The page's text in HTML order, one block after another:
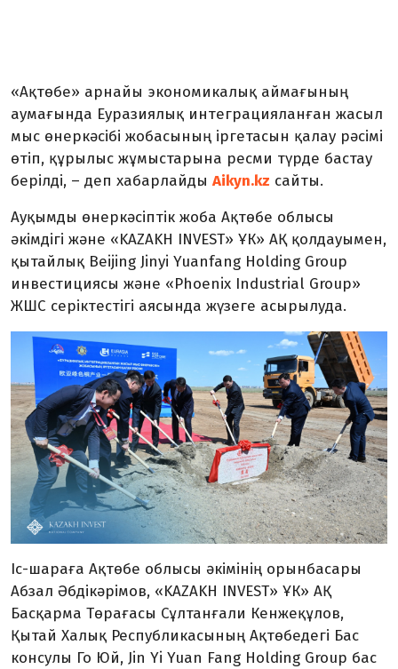
«Ақтөбе» арнайы экономикалық аймағының
аумағында Еуразиялық интеграцияланған жасыл
мыс өнеркәсібі жобасының іргетасын қалау рәсімі
өтіп, құрылыс жұмыстарына ресми түрде бастау
берілді, – деп хабарлайды Aikyn.kz сайты.
Ауқымды өнеркәсіптік жоба Ақтөбе облысы
әкімдігі және «KAZAKH INVEST» ҰК» АҚ қолдауымен,
қытайлық Beijing Jinyi Yuanfang Holding Group
инвестициясы және «Phoenix Industrial Group»
ЖШС серіктестігі аясында жүзеге асырылуда.
Іс-шараға Ақтөбе облысы әкімінің орынбасары
Абзал Әбдікәрімов, «KAZAKH INVEST» ҰК» АҚ
Басқарма Төрағасы Сұлтанғали Кенжеқұлов,
Қытай Халық Республикасының Ақтөбедегі Бас
консулы Го Юй, Jin Yi Yuan Fang Holding Group бас